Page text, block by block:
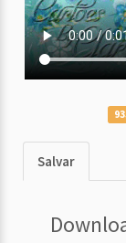
Salvar